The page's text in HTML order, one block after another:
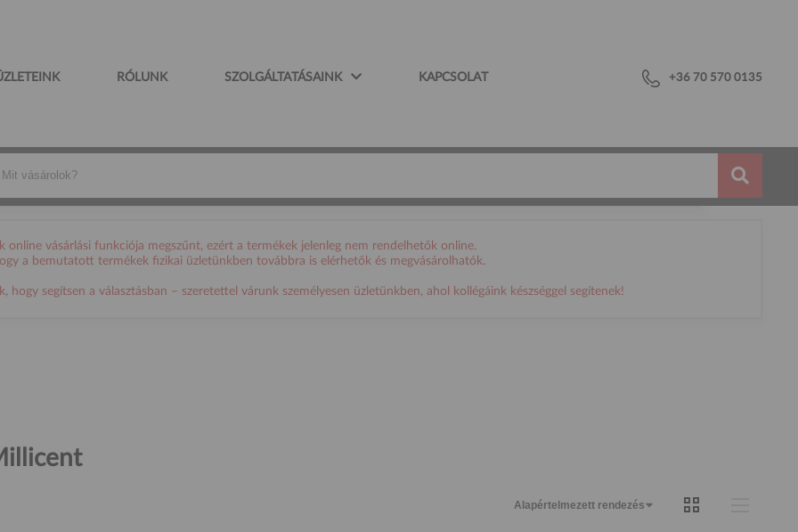
RÓLUNK SZOLGÁLTATÁSAINK KAPCSOLAT +36 70 570 0135
online vásárlási funkciója megszűnt, ezért a termékek jelenleg nem rendelhetők online.
a bemutatott termékek fizikai üzletünkben továbbra is elérhetők és megvásárolhatók.
segítsen a választásban – szeretettel várunk személyesen üzletünkben, ahol kollégáink készséggel segítenek!